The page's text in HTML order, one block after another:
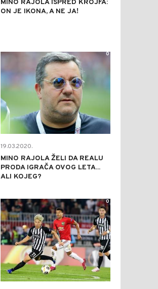
MINO RAJOLA ISPRED KROJFA:
ON JE IKONA, A NE JA!
19.03.2020.
MINO RAJOLA ŽELI DA REALU
PRODA IGRAČA OVOG LETA...
ALI KOJEG?
0
0